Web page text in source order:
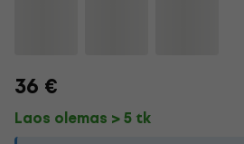
36 €
Laos olemas > 5 tk